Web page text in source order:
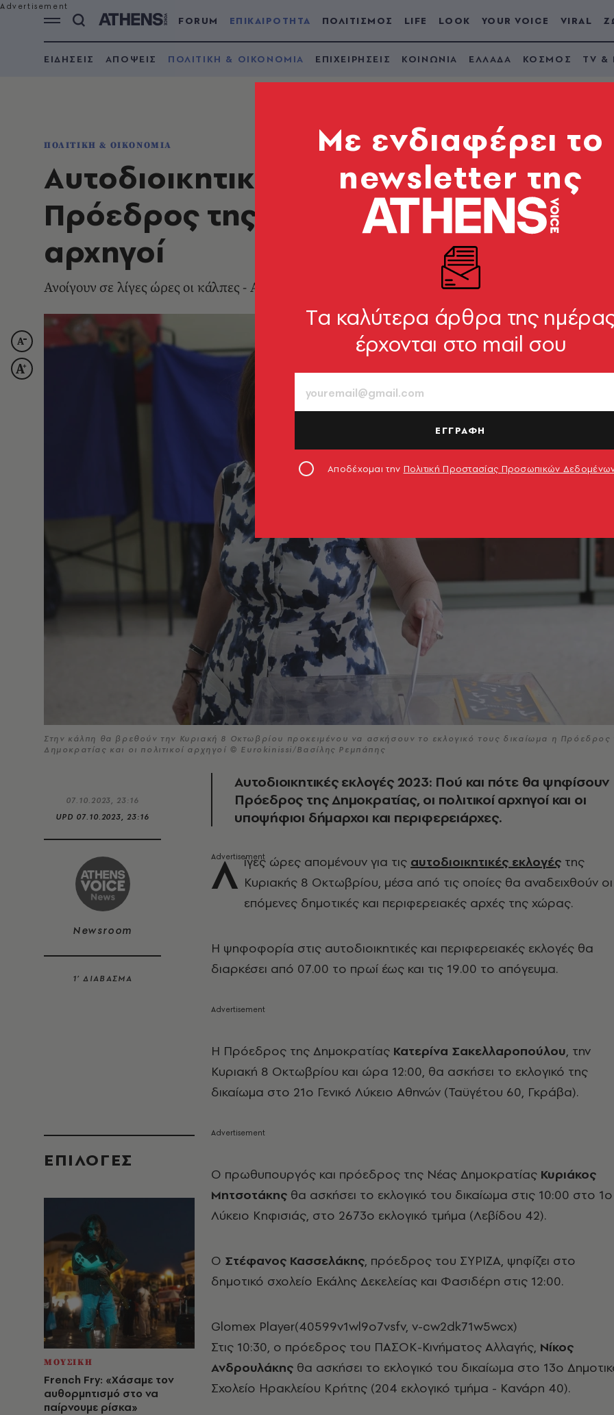
FORUM ΕΠΙΚΑΙΡΟΤΗΤΑ ΠΟΛΙΤΙΣΜΟΣ LIFE LOOK YOUR VOICE VIRAL
ΕΙΔΗΣΕΙΣ ΑΠΟΨΕΙΣ ΠΟΛΙΤΙΚΗ & ΟΙΚΟΝΟΜΙΑ ΕΠΙΧΕΙΡΗΣΕΙΣ ΚΟΙΝΩΝΙΑ ΕΛΛΑΔΑ ΚΟΣΜΟΣ TV &
ΠΟΛΙΤΙΚΗ & ΟΙΚΟΝΟΜΙΑ
Αυτοδιοικητικές εκλογές: Πού
Πρόεδρος της Δημοκρατίας και οι
αρχηγοί
Ανοίγουν σε λίγες ώρες οι κάλπες - Αναλυτικά το πρόγραμμα
Στην κάλπη θα βρεθούν την Κυριακή 8 Οκτωβρίου προκειμένου να ασκήσουν το εκλογικό τους δικαίωμα η Πρόεδρος
Δημοκρατίας και οι πολιτικοί αρχηγοί © Eurokinissi/Βασίλης Ρεμπάπης
07.10.2023, 23:16
UPD 07.10.2023, 23:16
Newsroom
1’ ΔΙΑΒΑΣΜΑ
EΠΙΛΟΓΈΣ
ΜΟΥΣΙΚΗ
French Fry: «Χάσαμε τον
αυθορμητισμό στο να
παίρνουμε ρίσκα»
Αυτοδιοικητικές εκλογές 2023: Πού και πότε θα ψηφίσουν
Πρόεδρος της Δημοκρατίας, οι πολιτικοί αρχηγοί και οι
υποψήφιοι δήμαρχοι και περιφερειάρχες.
Λ ίγες ώρες απομένουν για τις αυτοδιοικητικές εκλογές της
Κυριακής 8 Οκτωβρίου, μέσα από τις οποίες θα αναδειχθούν οι
επόμενες δημοτικές και περιφερειακές αρχές της χώρας.
Η ψηφοφορία στις αυτοδιοικητικές και περιφερειακές εκλογές θα
διαρκέσει από 07.00 το πρωί έως και τις 19.00 το απόγευμα.
Η Πρόεδρος της Δημοκρατίας Κατερίνα Σακελλαροπούλου, την
Κυριακή 8 Οκτωβρίου και ώρα 12:00, θα ασκήσει το εκλογικό της
δικαίωμα στο 21ο Γενικό Λύκειο Αθηνών (Ταϋγέτου 60, Γκράβα).
Ο πρωθυπουργός και πρόεδρος της Νέας Δημοκρατίας Κυριάκος
Μητσοτάκης θα ασκήσει το εκλογικό του δικαίωμα στις 10:00 στο 1ο
Λύκειο Κηφισιάς, στο 2673ο εκλογικό τμήμα (Λεβίδου 42).
Ο Στέφανος Κασσελάκης, πρόεδρος του ΣΥΡΙΖΑ, ψηφίζει στο
δημοτικό σχολείο Εκάλης Δεκελείας και Φασιδέρη στις 12:00.
Glomex Player(40599v1wl9o7vsfv, v-cw2dk71w5wcx)
Στις 10:30, ο πρόεδρος του ΠΑΣΟΚ-Κινήματος Αλλαγής, Νίκος
Ανδρουλάκης θα ασκήσει το εκλογικό του δικαίωμα στο 13ο
Σχολείο Ηρακλείου Κρήτης (204 εκλογικό τμήμα - Κανάρη 40).
Mε ενδιαφέρει το
newsletter της
Tα καλύτερα άρθρα της
έρχονται στο mail σου
ΕΓΓΡΑΦΗ
Αποδέχομαι την Πολιτική Προστασίας Προσωπικών